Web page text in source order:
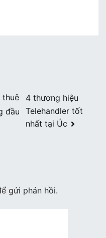
thuê
đầu
4 thương hiệu
Telehandler tốt
nhất tại Úc
gửi phản hồi.